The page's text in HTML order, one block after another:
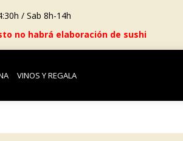
/ Sab 8h-14h
no habrá elaboración de sushi
VINOS Y REGALA